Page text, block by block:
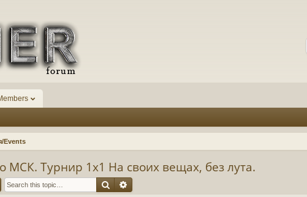
Events
МСК. Турнир 1х1 На своих вещах, без лута.
Search